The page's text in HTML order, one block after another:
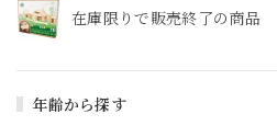
在庫限りで販売終了の商品
年齢から探す